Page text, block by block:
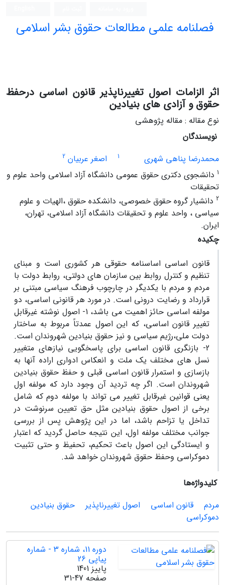
فصلنامه علمی مطالعات حقوق بشر اسلامی
اثر الزامات اصول تغییرناپذیر قانون اساسی درحفظ
حقوق و آزادی های بنیادین
نوع مقاله : مقاله پژوهشی
نویسندگان
محمدرضا پناهی شهری
1 اصغر عربیان 2
1 دانشجوی دکتری حقوق عمومی دانشگاه آزاد اسلامی واحد علوم و
تحقیقات
2 دانشیار گروه حقوق خصوصی، دانشکده حقوق ،الهیات و علوم
سیاسی ، واحد علوم و تحقیقات دانشگاه آزاد اسلامی، تهران،
ایران.
چکیده
قانون اساسی اساسنامه حقوقی هر کشوری است و مبنای
تنظیم و کنترل روابط بین سازمان های دولتی، روابط دولت با
مردم و مردم با یکدیگر در چارچوب فرهنگ سیاسی مبتنی بر
قرارداد و رضایت درونی است. در مورد هر قانونی اساسی، دو
مولفه اساسی حائز اهمیت می باشد، 1- اصول نوشته غیرقابل
تغییر قانون اساسی، که این اصول عمدتاً مربوط به ساختار
دولت ملی،رژیم سیاسی و نیز حقوق بنیادین شهروندان است.
2- بازنگری قانون اساسی برای پاسخگویی نیازهای متغییر
نسل های مختلف یک ملت و انعکاس ادواری اراده آنها به
بازسازی و استمرار قانون اساسی قبلی و حفظ حقوق بنیادین
شهروندان است. اگر چه تردید آن وجود دارد که مولفه اول
یعنی قوانین غیرقابل تغییر می تواند با مولفه دوم که شامل
برخی از اصول حقوق بنیادین مثل حق تعیین سرنوشت در
تداخل یا تزاحم باشد، اما در این پژوهش پس از بررسی
جوانب مختلف مولفه اول، این نتیجه حاصل گردید که اعتبار
و ایستادگی این اصول باعث تحکیم، تحفیظ و حتی تثبیت
دموکراسی وحفظ حقوق شهروندان خواهد شد.
کلیدواژه‌ها
مردم
قانون اساسی اصول تغییرناپذیر
حقوق بنیادین
دموکراسی
دوره 11، شماره 3 - شماره
پیاپی 26
پاییز 1401
صفحه 31-47